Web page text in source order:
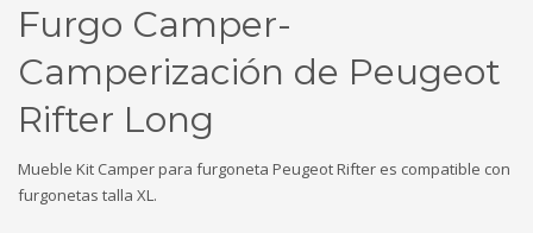
Furgo Camper-
Camperización de Peugeot
Rifter Long
Mueble Kit Camper para furgoneta Peugeot Rifter es compatible con
furgonetas talla XL.